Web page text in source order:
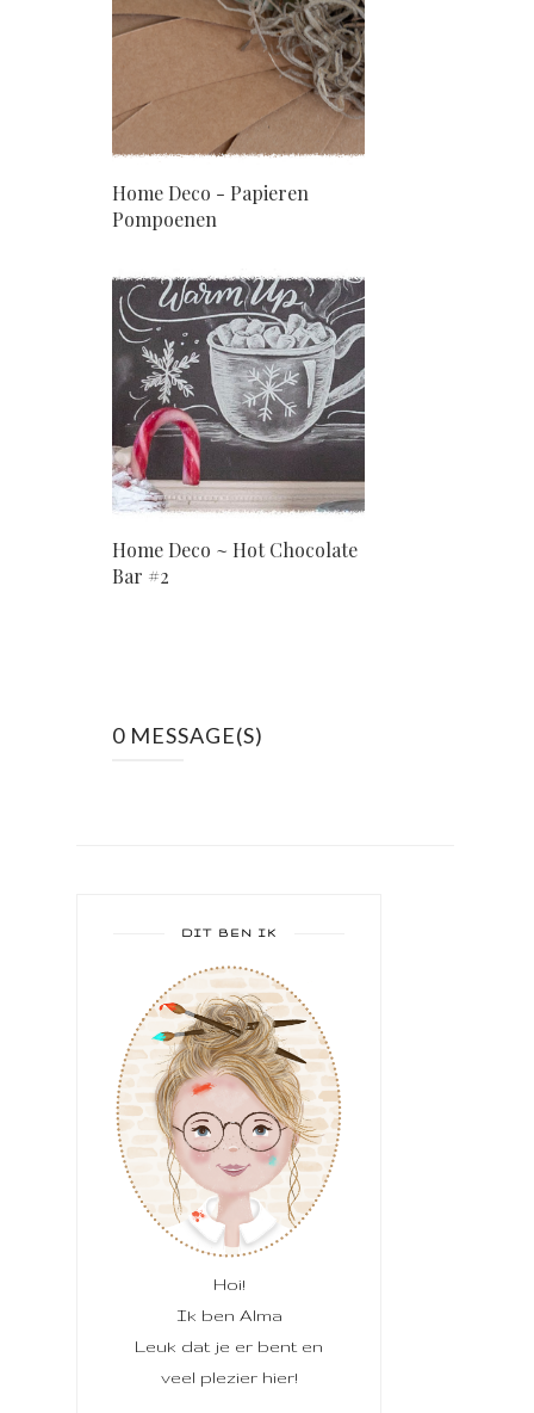
Home Deco - Papieren
Pompoenen
Home Deco ~ Hot Chocolate
Bar #2
0 MESSAGE(S)
DIT BEN IK
Hoi!
Ik ben Alma
Leuk dat je er bent en
veel plezier hier!